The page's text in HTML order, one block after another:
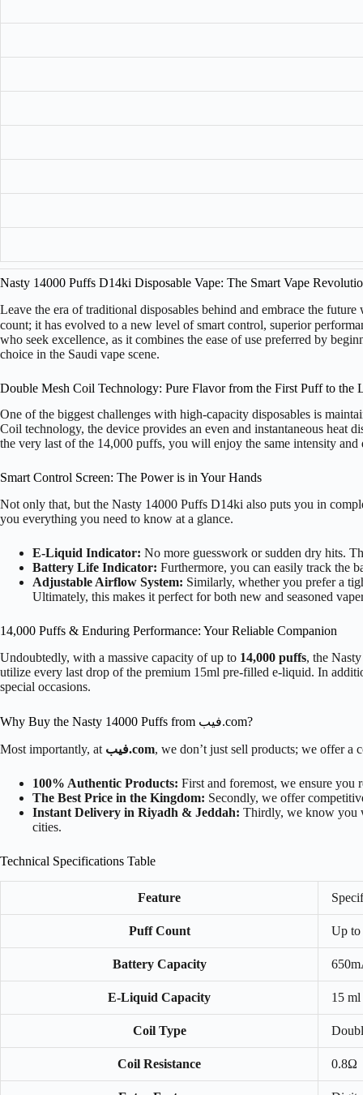
Nasty 14000 Puffs D14ki Disposable Vape: The Smart Vape
Leave the era of traditional disposables behind and embrace the
count; it has evolved to a new level of smart control, superior
who seek excellence, as it combines the ease of use preferred by
choice in the Saudi vape scene.
Double Mesh Coil Technology: Pure Flavor from the First Puff to the
One of the biggest challenges with high-capacity disposables is
Coil technology, the device provides an even and instantaneous heat
the very last of the 14,000 puffs, you will enjoy the same intensity
Smart Control Screen: The Power is in Your Hands
Not only that, but the Nasty 14000 Puffs D14ki also puts you in
you everything you need to know at a glance.
E-Liquid Indicator: No more guesswork or sudden dry hits.
Battery Life Indicator: Furthermore, you can easily track the
Adjustable Airflow System: Similarly, whether you prefer a
Ultimately, this makes it perfect for both new and seasoned
14,000 Puffs & Enduring Performance: Your Reliable Companion
Undoubtedly, with a massive capacity of up to 14,000 puffs, the
utilize every last drop of the premium 15ml pre-filled e-liquid. In
special occasions.
Why Buy the Nasty 14000 Puffs from فيب.com?
Most importantly, at
فيب.com, we don’t just sell products; we offer a
100% Authentic Products: First and foremost, we ensure
The Best Price in the Kingdom: Secondly, we offer
Instant Delivery in Riyadh & Jeddah: Thirdly, we know you
cities.
Technical Specifications Table
Feature
Puff Count Up to
Battery Capacity
E-Liquid Capacity 15 ml
Coil Type
Coil Resistance 0.8Ω